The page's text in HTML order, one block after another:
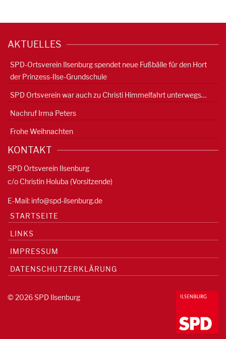
AKTUELLES
SPD-Ortsverein Ilsenburg spendet neue Fußbälle für den Hort
der Prinzess-Ilse-Grundschule
SPD Ortsverein war auch zu Christi Himmelfahrt unterwegs…
Nachruf Irma Peters
Frohe Weihnachten
KONTAKT
SPD Ortsverein Ilsenburg
c/o Christin Holuba (Vorsitzende)
E-Mail: info@spd-ilsenburg.de
STARTSEITE
LINKS
IMPRESSUM
DATENSCHUTZERKLÄRUNG
© 2026 SPD Ilsenburg